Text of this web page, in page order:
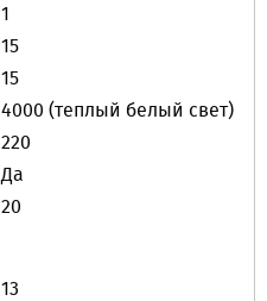
1
15
15
4000 (теплый белый свет)
220
Да
20
13